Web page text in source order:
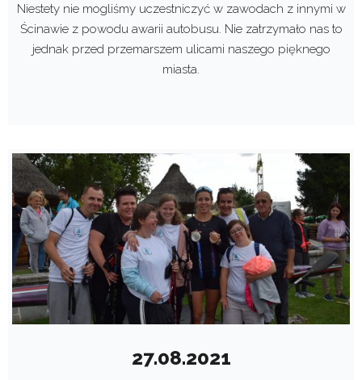
Niestety nie mogliśmy uczestniczyć w zawodach z innymi w
Ścinawie z powodu awarii autobusu. Nie zatrzymało nas to
jednak przed przemarszem ulicami naszego pięknego
miasta.
27.08.2021